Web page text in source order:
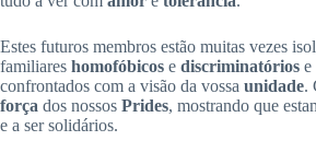
Estes futuros membros estão muitas vezes
familiares homofóbicos e discriminatórios e
confrontados com a visão da vossa unidade.
força dos nossos Prides, mostrando que
e a ser solidários.